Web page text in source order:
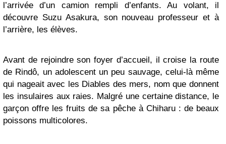
l’arrivée d’un camion rempli d’enfants. Au volant, il
découvre Suzu Asakura, son nouveau professeur et à
l’arrière, les élèves.
Avant de rejoindre son foyer d’accueil, il croise la route
de Rindô, un adolescent un peu sauvage, celui-là même
qui nageait avec les Diables des mers, nom que donnent
les insulaires aux raies. Malgré une certaine distance, le
garçon offre les fruits de sa pêche à Chiharu : de beaux
poissons multicolores.